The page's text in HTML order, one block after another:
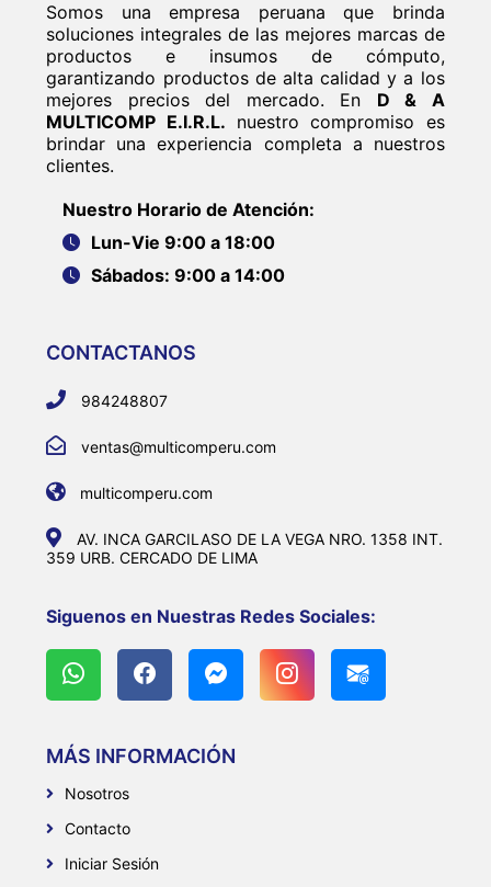
Somos una empresa peruana que brinda
soluciones integrales de las mejores marcas de
productos e insumos de cómputo,
garantizando productos de alta calidad y a los
mejores precios del mercado. En D & A
MULTICOMP E.I.R.L. nuestro compromiso es
brindar una experiencia completa a nuestros
clientes.
Nuestro Horario de Atención:
Lun-Vie 9:00 a 18:00
Sábados: 9:00 a 14:00
CONTACTANOS
984248807
ventas@multicomperu.com
multicomperu.com
AV. INCA GARCILASO DE LA VEGA NRO. 1358 INT.
359 URB. CERCADO DE LIMA
Siguenos en Nuestras Redes Sociales:
MÁS INFORMACIÓN
Nosotros
Contacto
Iniciar Sesión